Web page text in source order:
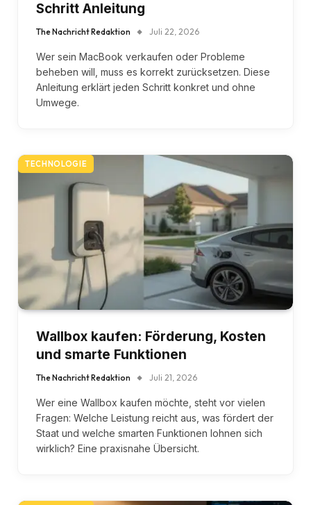
Schritt Anleitung
The Nachricht Redaktion Juli 22, 2026
Wer sein MacBook verkaufen oder Probleme
beheben will, muss es korrekt zurücksetzen. Diese
Anleitung erklärt jeden Schritt konkret und ohne
Umwege.
TECHNOLOGIE
Wallbox kaufen: Förderung, Kosten
und smarte Funktionen
The Nachricht Redaktion Juli 21, 2026
Wer eine Wallbox kaufen möchte, steht vor vielen
Fragen: Welche Leistung reicht aus, was fördert der
Staat und welche smarten Funktionen lohnen sich
wirklich? Eine praxisnahe Übersicht.